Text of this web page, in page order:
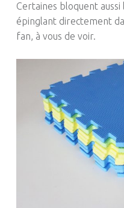
Certaines bloquent
épinglant directement
fan, à vous de voir.